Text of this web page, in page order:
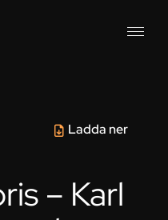
Ladda ner
– Karl